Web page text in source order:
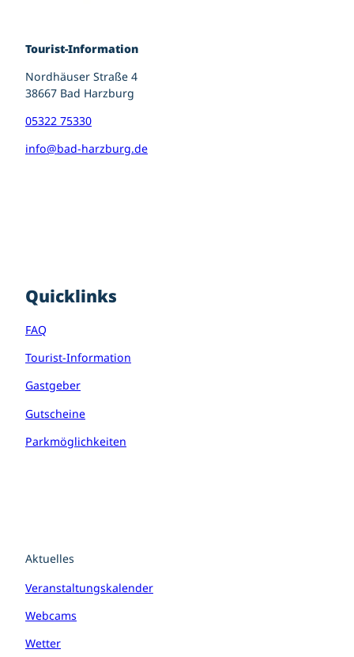
Tourist-Information
Nordhäuser Straße 4
38667 Bad Harzburg
05322 75330
info@bad-harzburg.de
r
a
o
k
e
s
Quicklinks
FAQ
Tourist-Information
Gastgeber
Gutscheine
Parkmöglichkeiten
Aktuelles
Veranstaltungskalender
Webcams
Wetter